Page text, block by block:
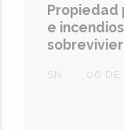
Propiedad
e
SN 06 DE